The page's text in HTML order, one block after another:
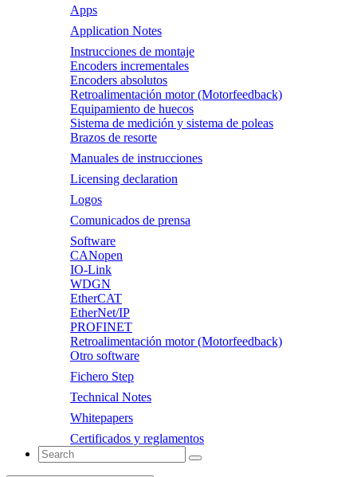
Apps
Application Notes
Instrucciones de montaje
Encoders incrementales
Encoders absolutos
Retroalimentación motor (Motorfeedback)
Equipamiento de huecos
Sistema de medición y sistema de poleas
Brazos de resorte
Manuales de instrucciones
Licensing declaration
Logos
Comunicados de prensa
Software
CANopen
IO-Link
WDGN
EtherCAT
EtherNet/IP
PROFINET
Retroalimentación motor (Motorfeedback)
Otro software
Fichero Step
Technical Notes
Whitepapers
Certificados y reglamentos